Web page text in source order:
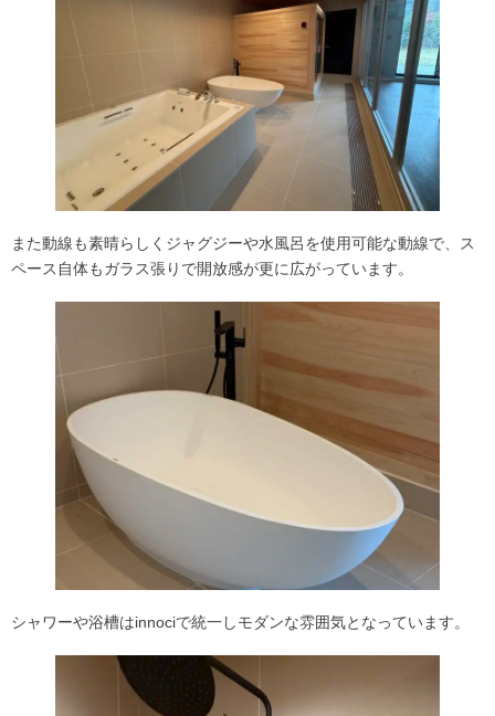
また動線も素晴らしくジャグジーや水風呂を使用可能な動線で、ス
ペース自体もガラス張りで開放感が更に広がっています。
シャワーや浴槽はinnociで統一しモダンな雰囲気となっています。